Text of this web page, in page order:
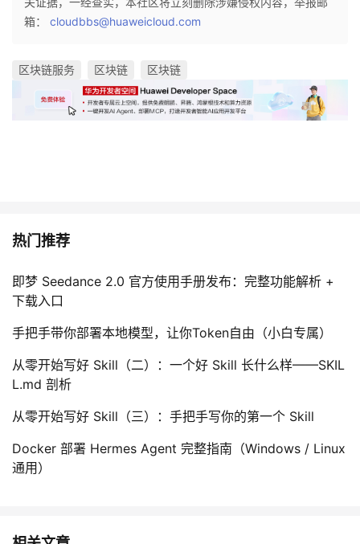
箱： cloudbbs@huaweicloud.com
区块链服务 区块链 区块链
热门推荐
即梦 Seedance 2.0 官方使用手册发布：完整功能解析 +
下载入口
手把手带你部署本地模型，让你Token自由（小白专属）
从零开始写好 Skill（二）：一个好 Skill 长什么样——SKIL
L.md 剖析
从零开始写好 Skill（三）：手把手写你的第一个 Skill
Docker 部署 Hermes Agent 完整指南（Windows / Linux
通用）